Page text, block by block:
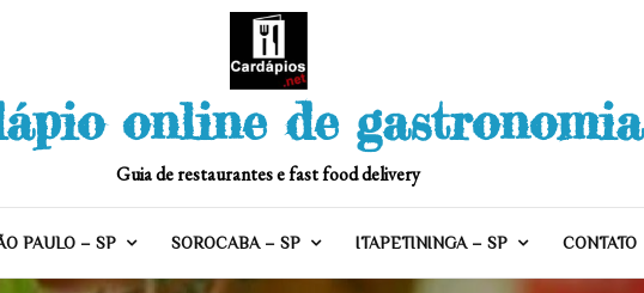
online de gastronomia
Guia de restaurantes e fast food delivery
PAULO – SP SOROCABA – SP ITAPETININGA – SP CONTATO